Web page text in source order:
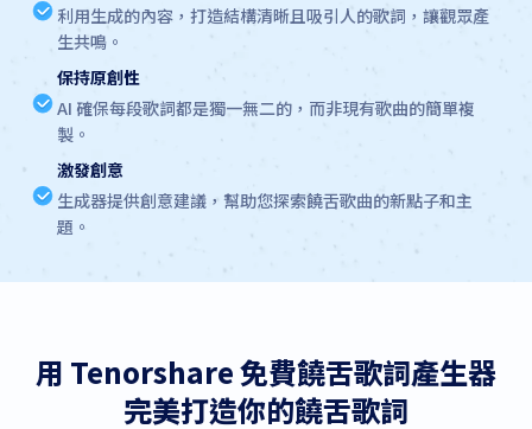
利用生成的內容，打造結構清晰且吸引人的歌詞，讓觀眾產
生共鳴。
保持原創性
AI 確保每段歌詞都是獨一無二的，而非現有歌曲的簡單複
製。
激發創意
生成器提供創意建議，幫助您探索饒舌歌曲的新點子和主
題。
用 Tenorshare 免費饒舌歌詞產生器
完美打造你的饒舌歌詞